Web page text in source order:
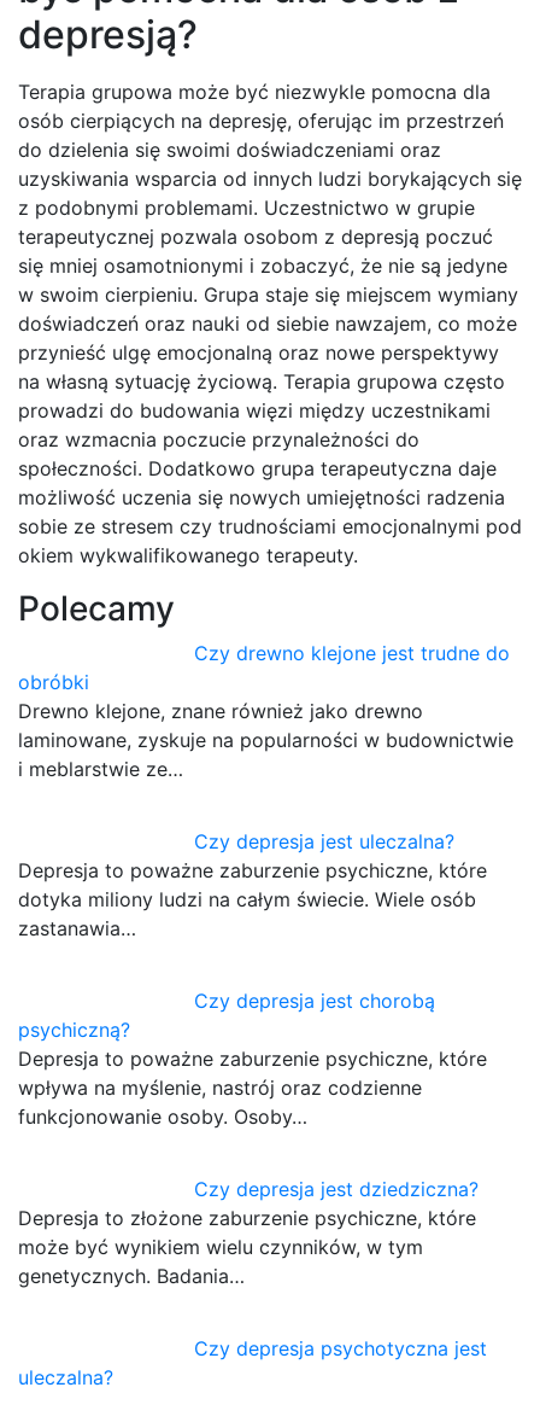
depresją?
Terapia grupowa może być niezwykle pomocna dla
osób cierpiących na depresję, oferując im przestrzeń
do dzielenia się swoimi doświadczeniami oraz
uzyskiwania wsparcia od innych ludzi borykających się
z podobnymi problemami. Uczestnictwo w grupie
terapeutycznej pozwala osobom z depresją poczuć
się mniej osamotnionymi i zobaczyć, że nie są jedyne
w swoim cierpieniu. Grupa staje się miejscem wymiany
doświadczeń oraz nauki od siebie nawzajem, co może
przynieść ulgę emocjonalną oraz nowe perspektywy
na własną sytuację życiową. Terapia grupowa często
prowadzi do budowania więzi między uczestnikami
oraz wzmacnia poczucie przynależności do
społeczności. Dodatkowo grupa terapeutyczna daje
możliwość uczenia się nowych umiejętności radzenia
sobie ze stresem czy trudnościami emocjonalnymi pod
okiem wykwalifikowanego terapeuty.
Polecamy
Czy drewno klejone jest trudne do
obróbki
Drewno klejone, znane również jako drewno
laminowane, zyskuje na popularności w budownictwie
i meblarstwie ze…
Czy depresja jest uleczalna?
Depresja to poważne zaburzenie psychiczne, które
dotyka miliony ludzi na całym świecie. Wiele osób
zastanawia…
Czy depresja jest chorobą
psychiczną?
Depresja to poważne zaburzenie psychiczne, które
wpływa na myślenie, nastrój oraz codzienne
funkcjonowanie osoby. Osoby…
Czy depresja jest dziedziczna?
Depresja to złożone zaburzenie psychiczne, które
może być wynikiem wielu czynników, w tym
genetycznych. Badania…
Czy depresja psychotyczna jest
uleczalna?